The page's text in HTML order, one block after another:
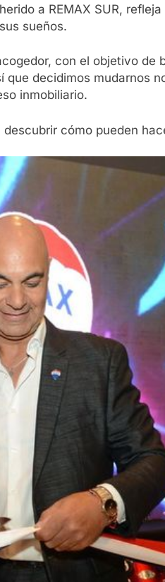
a REMAX SUR,
sueños.
con el objetivo de
decidimos mudarnos
inmobiliario.
cómo pueden